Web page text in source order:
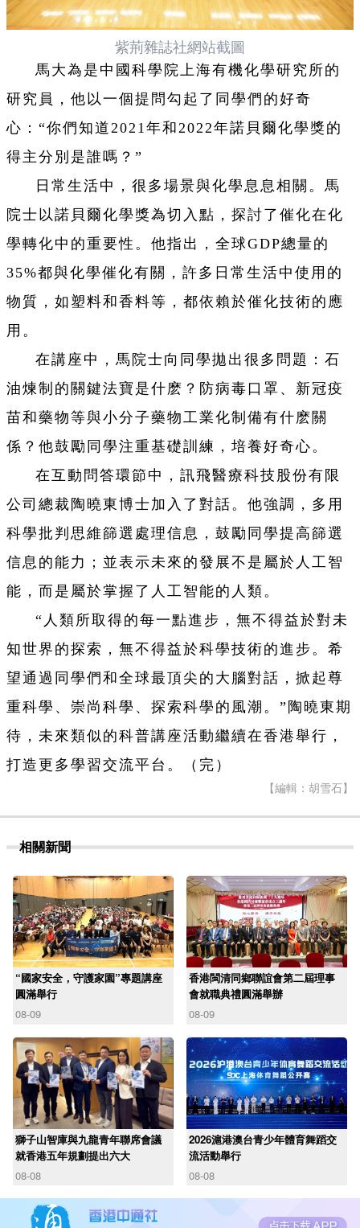
紫荊雜誌社網站截圖
馬大為是中國科學院上海有機化學研究所的
研究員，他以一個提問勾起了同學們的好奇
心：“你們知道2021年和2022年諾貝爾化學獎的
得主分別是誰嗎？”
日常生活中，很多場景與化學息息相關。馬
院士以諾貝爾化學獎為切入點，探討了催化在化
學轉化中的重要性。他指出，全球GDP總量的
35%都與化學催化有關，許多日常生活中使用的
物質，如塑料和香料等，都依賴於催化技術的應
用。
在講座中，馬院士向同學拋出很多問題：石
油煉制的關鍵法寶是什麽？防病毒口罩、新冠疫
苗和藥物等與小分子藥物工業化制備有什麽關
係？他鼓勵同學注重基礎訓練，培養好奇心。
在互動問答環節中，訊飛醫療科技股份有限
公司總裁陶曉東博士加入了對話。他強調，多用
科學批判思維篩選處理信息，鼓勵同學提高篩選
信息的能力；並表示未來的發展不是屬於人工智
能，而是屬於掌握了人工智能的人類。
“人類所取得的每一點進步，無不得益於對未
知世界的探索，無不得益於科學技術的進步。希
望通過同學們和全球最頂尖的大腦對話，掀起尊
重科學、崇尚科學、探索科學的風潮。”陶曉東期
待，未來類似的科普講座活動繼續在香港舉行，
打造更多學習交流平台。（完）
【編輯：胡雪石】
相關新聞
“國家安全，守護家園”專題講座
圓滿舉行
08-09
香港閩清同鄉聯誼會第二屆理事
會就職典禮圓滿舉辦
08-09
獅子山智庫與九龍青年聯席會議
就香港五年規劃提出六大
08-08
2026滬港澳台青少年體育舞蹈交
流活動舉行
08-08